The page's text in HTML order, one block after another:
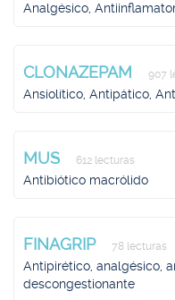
Analgésico,
CLONAZEPAM 907
Ansiolítico, Antipático,
MUS 612 lecturas
Antibiótico macrólido
FINAGRIP 78 lecturas
Antipirético, analgésico,
descongestionante